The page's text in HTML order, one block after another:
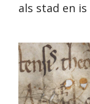
als stad en